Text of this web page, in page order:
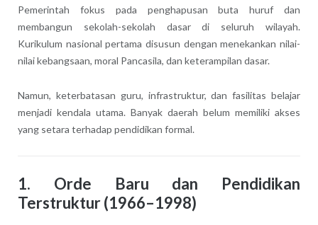
Pemerintah fokus pada penghapusan buta huruf dan
membangun sekolah-sekolah dasar di seluruh wilayah.
Kurikulum nasional pertama disusun dengan menekankan nilai-
nilai kebangsaan, moral Pancasila, dan keterampilan dasar.
Namun, keterbatasan guru, infrastruktur, dan fasilitas belajar
menjadi kendala utama. Banyak daerah belum memiliki akses
yang setara terhadap pendidikan formal.
1. Orde Baru dan Pendidikan
Terstruktur (1966–1998)